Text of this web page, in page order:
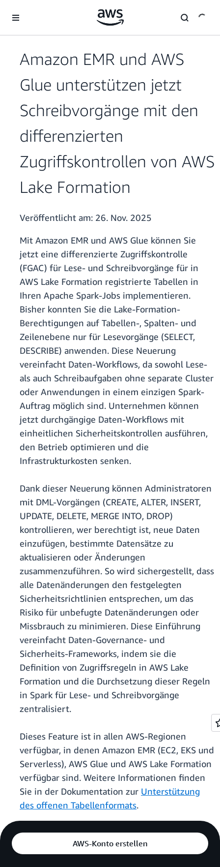
Überspringen zum Hauptinhalt
Amazon EMR und AWS
Glue unterstützen jetzt
Schreibvorgänge mit den
differenzierten
Zugriffskontrollen von AWS
Lake Formation
Veröffentlicht am: 26. Nov. 2025
Mit Amazon EMR und AWS Glue können Sie
jetzt eine differenzierte Zugriffskontrolle
(FGAC) für Lese- und Schreibvorgänge für in
AWS Lake Formation registrierte Tabellen in
Ihren Apache Spark-Jobs implementieren.
Bisher konnten Sie die Lake-Formation-
Berechtigungen auf Tabellen-, Spalten- und
Zeilenebene nur für Lesevorgänge (SELECT,
DESCRIBE) anwenden. Diese Neuerung
vereinfacht Daten-Workflows, da sowohl Lese-
als auch Schreibaufgaben ohne separate Cluster
oder Anwendungen in einem einzigen Spark-
Auftrag möglich sind. Unternehmen können
jetzt durchgängige Daten-Workflows mit
einheitlichen Sicherheitskontrollen ausführen,
den Betrieb optimieren und die
Infrastrukturkosten senken.
Dank dieser Neuerung können Administratoren
mit DML-Vorgängen (CREATE, ALTER, INSERT,
UPDATE, DELETE, MERGE INTO, DROP)
kontrollieren, wer berechtigt ist, neue Daten
einzufügen, bestimmte Datensätze zu
aktualisieren oder Änderungen
zusammenzuführen. So wird sichergestellt, dass
alle Datenänderungen den festgelegten
Sicherheitsrichtlinien entsprechen, um das
Risiko für unbefugte Datenänderungen oder
Missbrauch zu minimieren. Diese Einführung
vereinfacht Daten-Governance- und
Sicherheits-Frameworks, indem sie die
Definition von Zugriffsregeln in AWS Lake
Formation und die Durchsetzung dieser Regeln
in Spark für Lese- und Schreibvorgänge
zentralisiert.
Dieses Feature ist in allen AWS-Regionen
verfügbar, in denen Amazon EMR (EC2, EKS und
Serverless), AWS Glue und AWS Lake Formation
verfügbar sind. Weitere Informationen finden
Sie in der Dokumentation zur Unterstützung
des offenen Tabellenformats.
AWS-Konto erstellen